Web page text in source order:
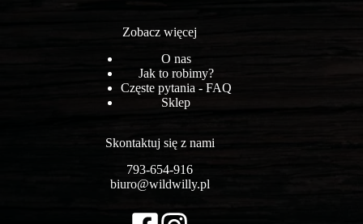
Zobacz więcej
O nas
Jak to robimy?
Częste pytania - FAQ
Sklep
Skontaktuj się z nami
793-654-916
biuro@wildwilly.pl